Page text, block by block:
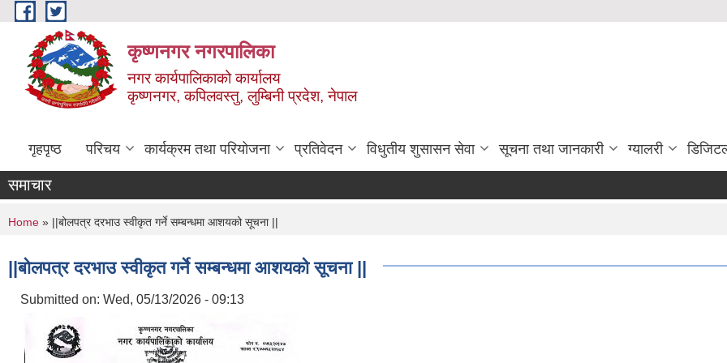
Skip to main content
कृष्णनगर नगरपालिका
नगर कार्यपालिकाको कार्यालय
कृष्णनगर, कपिलवस्तु, लुम्बिनी प्रदेश, नेपाल
गृहपृष्ठ परिचय कार्यक्रम तथा परियोजना प्रतिवेदन विधुतीय शुसासन सेवा सूचना तथा जानकारी ग्यालरी
समाचार
You are here
Home » ||बोलपत्र दरभाउ स्वीकृत गर्ने सम्बन्धमा आशयको सूचना ||
||बोलपत्र दरभाउ स्वीकृत गर्ने सम्बन्धमा आशयको सूचना ||
Submitted on: Wed, 05/13/2026 - 09:13